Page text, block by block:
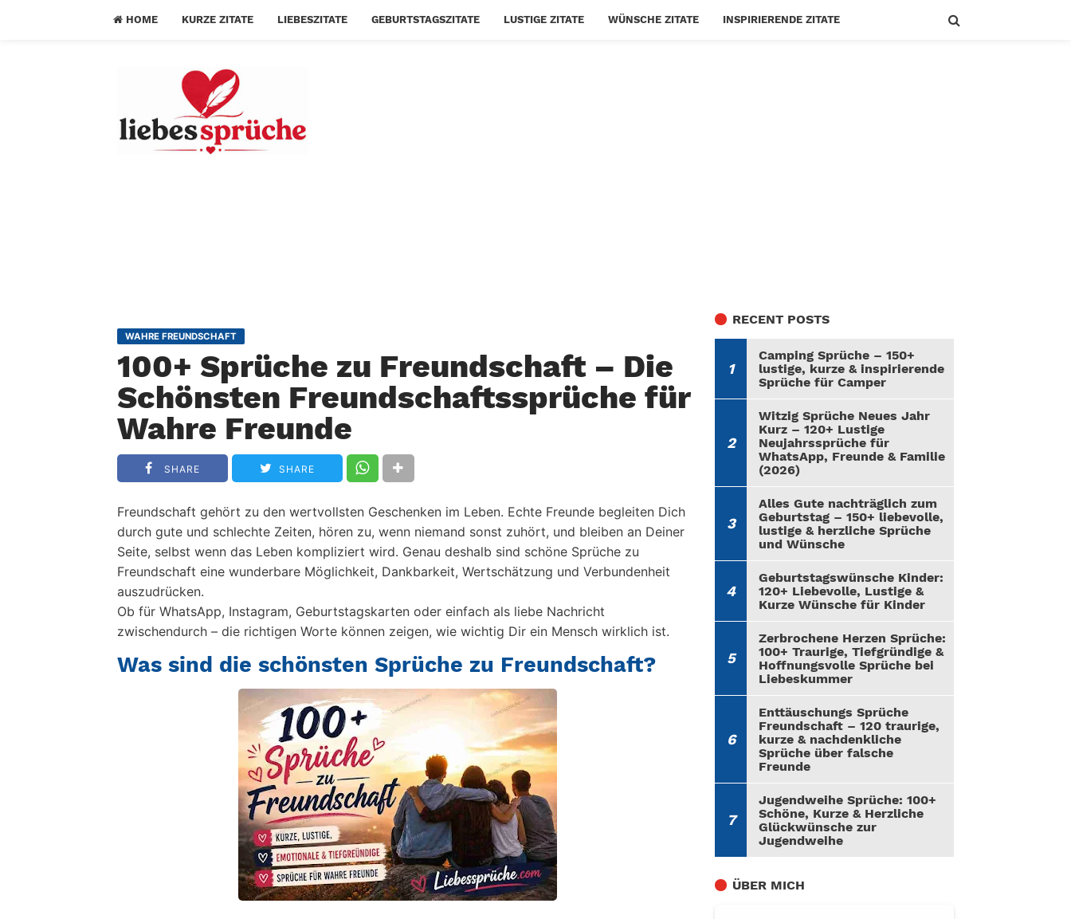
HOME KURZE ZITATE LIEBESZITATE GEBURTSTAGSZITATE LUSTIGE ZITATE WÜNSCHE ZITATE INSPIRIERENDE ZITATE
WAHRE FREUNDSCHAFT
100+ Sprüche zu Freundschaft – Die
Schönsten Freundschaftssprüche für
Wahre Freunde
SHARE SHARE
Freundschaft gehört zu den wertvollsten Geschenken im Leben. Echte Freunde begleiten Dich
durch gute und schlechte Zeiten, hören zu, wenn niemand sonst zuhört, und bleiben an Deiner
Seite, selbst wenn das Leben kompliziert wird. Genau deshalb sind schöne Sprüche zu
Freundschaft eine wunderbare Möglichkeit, Dankbarkeit, Wertschätzung und Verbundenheit
auszudrücken.
Ob für WhatsApp, Instagram, Geburtstagskarten oder einfach als liebe Nachricht
zwischendurch – die richtigen Worte können zeigen, wie wichtig Dir ein Mensch wirklich ist.
Was sind die schönsten Sprüche zu Freundschaft?
RECENT POSTS
Camping Sprüche – 150+
lustige, kurze & inspirierende
Sprüche für Camper
Witzig Sprüche Neues Jahr
Kurz – 120+ Lustige
Neujahrssprüche für
WhatsApp, Freunde & Familie
(2026)
Alles Gute nachträglich zum
Geburtstag – 150+ liebevolle,
lustige & herzliche Sprüche
und Wünsche
Geburtstagswünsche Kinder:
120+ Liebevolle, Lustige &
Kurze Wünsche für Kinder
Zerbrochene Herzen Sprüche:
100+ Traurige, Tiefgründige &
Hoffnungsvolle Sprüche bei
Liebeskummer
Enttäuschungs Sprüche
Freundschaft – 120 traurige,
kurze & nachdenkliche
Sprüche über falsche
Freunde
Jugendweihe Sprüche: 100+
Schöne, Kurze & Herzliche
Glückwünsche zur
Jugendweihe
ÜBER MICH